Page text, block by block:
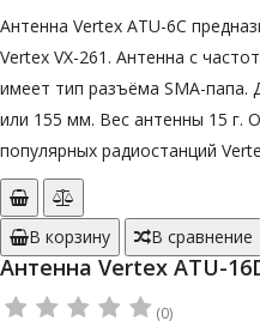
Антенна Vertex ATU-6C
Vertex VX-261. Антенна с
имеет тип разъёма SMA-папа.
или 155 мм. Вес антенны 15 г.
популярных радиостанций
В корзину В сравнение
Антенна Vertex ATU-
(0)